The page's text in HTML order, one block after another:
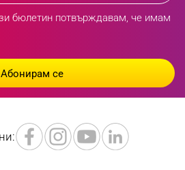
бюлетин потвърждавам, че имам